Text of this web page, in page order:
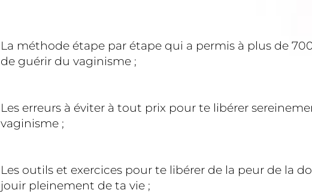
La méthode étape par étape qui a permis à plus de
de guérir du vaginisme ;
Les erreurs à éviter à tout prix pour te libérer
vaginisme;
Les outils et exercices pour te libérer de la peur de la
jouir pleinement de ta vie;